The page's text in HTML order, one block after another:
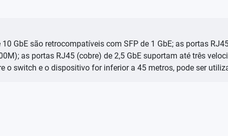
10 GbE são retrocompatíveis com SFP de 1 GbE; as portas
as portas RJ45 (cobre) de 2,5 GbE suportam até três
o switch e o dispositivo for inferior a 45 metros, pode ser